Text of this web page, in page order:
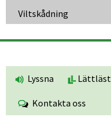
Viltskådning
Lyssna Lättläst
Kontakta oss